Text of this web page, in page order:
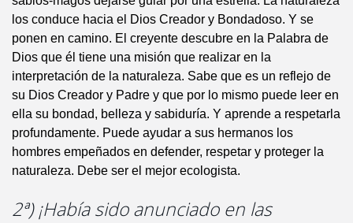
los conduce hacia el Dios Creador y Bondadoso. Y se
ponen en camino. El creyente descubre en la Palabra de
Dios que él tiene una misión que realizar en la
interpretación de la naturaleza. Sabe que es un reflejo de
su Dios Creador y Padre y que por lo mismo puede leer en
ella su bondad, belleza y sabiduría. Y aprende a respetarla
profundamente. Puede ayudar a sus hermanos los
hombres empeñados en defender, respetar y proteger la
naturaleza. Debe ser el mejor ecologista.
2ª) ¡Había sido anunciado en las